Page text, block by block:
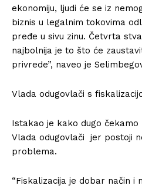
ekonomiju, ljudi će se iz
biznis u legalnim tokovima
pređe u sivu zinu. Četvrta
najbolnija je to što će
privrede”, naveo je
Vlada odugovlači s
Istakao je kako dugo
Vlada odugovlači jer postoji
problema.
“Fiskalizacija je dobar način i